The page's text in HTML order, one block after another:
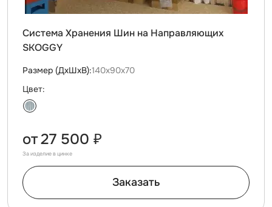
Система Хранения Шин на Направляющих
SKOGGY
Размер (ДxШxВ):140х90х70
Цвет:
от27 500 ₽
За изделие в цинке
Заказать